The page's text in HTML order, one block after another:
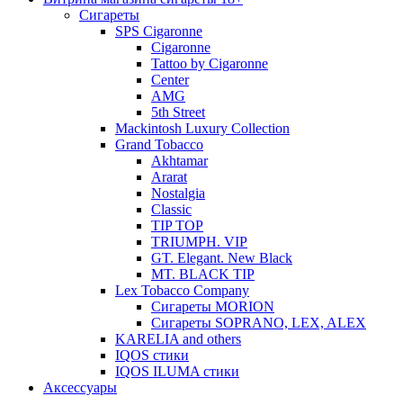
Cигареты
SPS Cigaronne
Сigaronne
Tattoo by Cigaronne
Center
AMG
5th Street
Mackintosh Luxury Collection
Grand Tobacco
Akhtamar
Ararat
Nostalgia
Classic
TIP TOP
TRIUMPH. VIP
GT. Elegant. New Black
MT. BLACK TIP
Lex Tobacco Company
Сигареты MORION
Сигареты SOPRANO, LEX, ALEX
KARELIA and others
IQOS стики
IQOS ILUMA стики
Аксессуары